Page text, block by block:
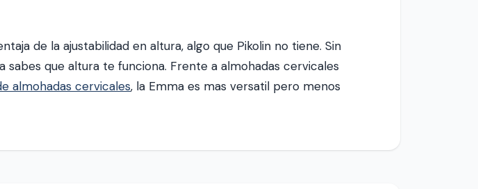
de la ajustabilidad en altura, algo que Pikolin no tiene. Sin
que altura te funciona. Frente a almohadas cervicales
almohadas cervicales, la Emma es mas versatil pero menos